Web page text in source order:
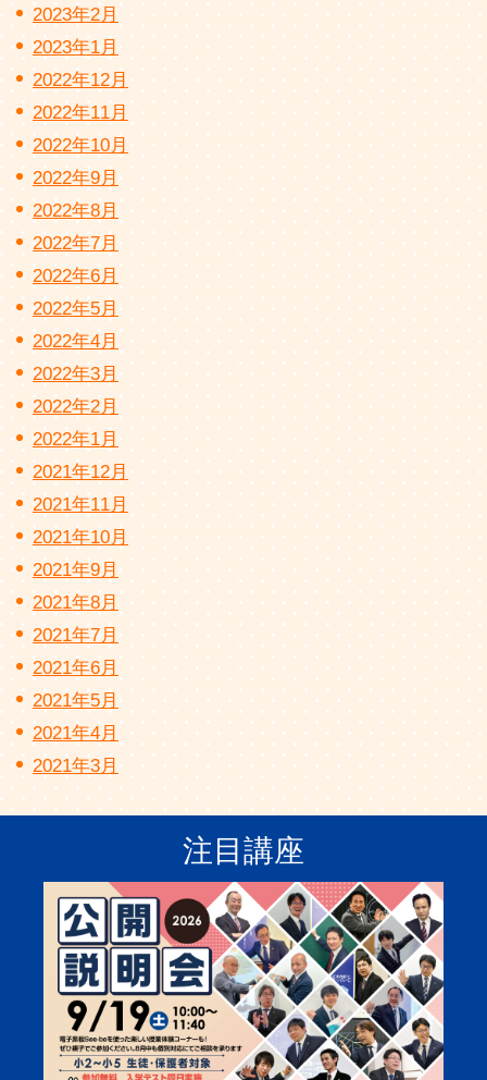
2023年2月
2023年1月
2022年12月
2022年11月
2022年10月
2022年9月
2022年8月
2022年7月
2022年6月
2022年5月
2022年4月
2022年3月
2022年2月
2022年1月
2021年12月
2021年11月
2021年10月
2021年9月
2021年8月
2021年7月
2021年6月
2021年5月
2021年4月
2021年3月
注目講座